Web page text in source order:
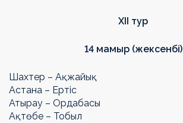
ХII тур
14 мамыр (жексенбі)
Шахтер – Ақжайық
Астана – Ертіс
Атырау – Ордабасы
Ақтөбе – Тобыл